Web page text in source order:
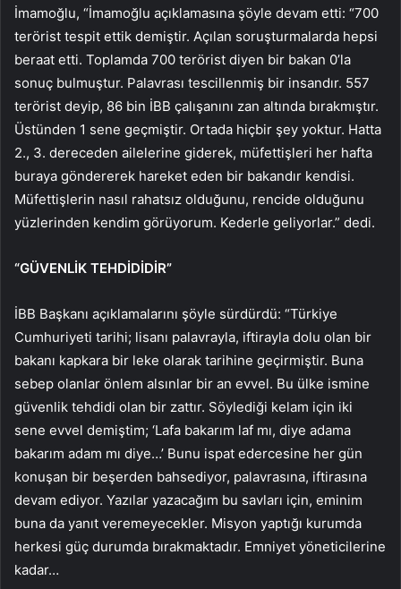
İmamoğlu, “İmamoğlu açıklamasına şöyle devam etti: “700
terörist tespit ettik demiştir. Açılan soruşturmalarda hepsi
beraat etti. Toplamda 700 terörist diyen bir bakan 0’la
sonuç bulmuştur. Palavrası tescillenmiş bir insandır. 557
terörist deyip, 86 bin İBB çalışanını zan altında bırakmıştır.
Üstünden 1 sene geçmiştir. Ortada hiçbir şey yoktur. Hatta
2., 3. dereceden ailelerine giderek, müfettişleri her hafta
buraya göndererek hareket eden bir bakandır kendisi.
Müfettişlerin nasıl rahatsız olduğunu, rencide olduğunu
yüzlerinden kendim görüyorum. Kederle geliyorlar.” dedi.
“GÜVENLİK TEHDİDİDİR”
İBB Başkanı açıklamalarını şöyle sürdürdü: “Türkiye
Cumhuriyeti tarihi; lisanı palavrayla, iftirayla dolu olan bir
bakanı kapkara bir leke olarak tarihine geçirmiştir. Buna
sebep olanlar önlem alsınlar bir an evvel. Bu ülke ismine
güvenlik tehdidi olan bir zattır. Söylediği kelam için iki
sene evvel demiştim; ‘Lafa bakarım laf mı, diye adama
bakarım adam mı diye…’ Bunu ispat edercesine her gün
konuşan bir beşerden bahsediyor, palavrasına, iftirasına
devam ediyor. Yazılar yazacağım bu savları için, eminim
buna da yanıt veremeyecekler. Misyon yaptığı kurumda
herkesi güç durumda bırakmaktadır. Emniyet yöneticilerine
kadar…